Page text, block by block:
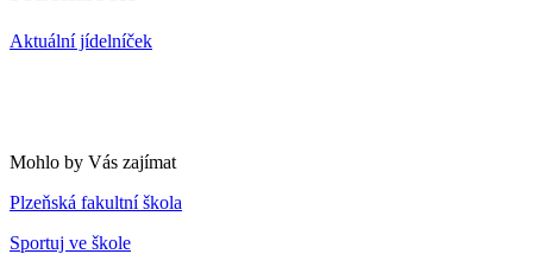
Aktuální jídelníček
Mohlo by Vás zajímat
Plzeňská fakultní škola
Sportuj ve škole